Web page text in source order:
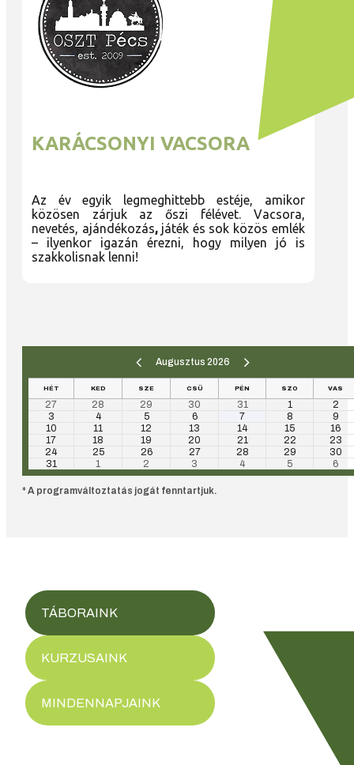
KARÁCSONYI VACSORA
Az év egyik legmeghittebb estéje, amikor
közösen zárjuk az őszi félévet. Vacsora,
nevetés, ajándékozás,játék és sok közös emlék
– ilyenkor igazán érezni, hogy milyen jó is
szakkolisnak lenni!
Augusztus 2026
HÉT KED SZE CSÜ PÉN SZO VAS
27 28 29 30 31 1
2
3
4 5 6 7 8
9
10
11 12 13 14 15
16
17
18 19 20 21 22
23
24
25 26 27 28 29
30
31
1 2 3 4 5 6
* A programváltoztatás jogát fenntartjuk.
TÁBORAINK
KURZUSAINK
MINDENNAPJAINK